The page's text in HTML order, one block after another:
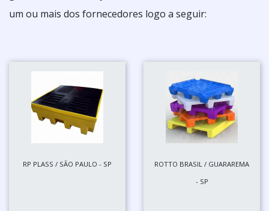
um ou mais dos fornecedores logo a seguir:
RP PLASS / SÃO PAULO - SP
ROTTO BRASIL / GUARAREMA
- SP